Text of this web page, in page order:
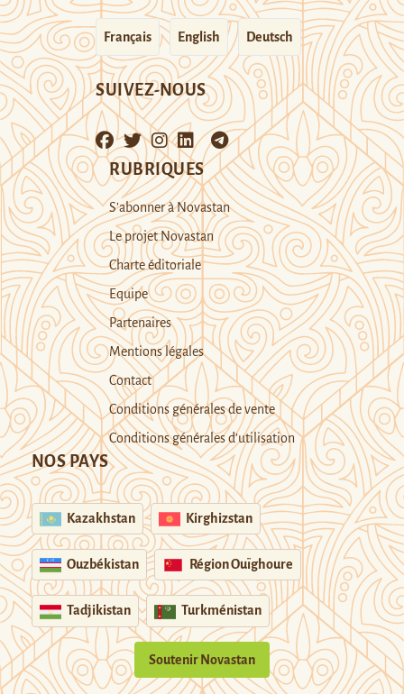
Français English Deutsch
SUIVEZ-NOUS
RUBRIQUES
S’abonner à Novastan
Le projet Novastan
Charte éditoriale
Equipe
Partenaires
Mentions légales
Contact
Conditions générales de vente
Conditions générales d’utilisation
NOS PAYS
Kazakhstan Kirghizstan
Ouzbékistan Région Ouïghoure
Tadjikistan Turkménistan
Soutenir Novastan